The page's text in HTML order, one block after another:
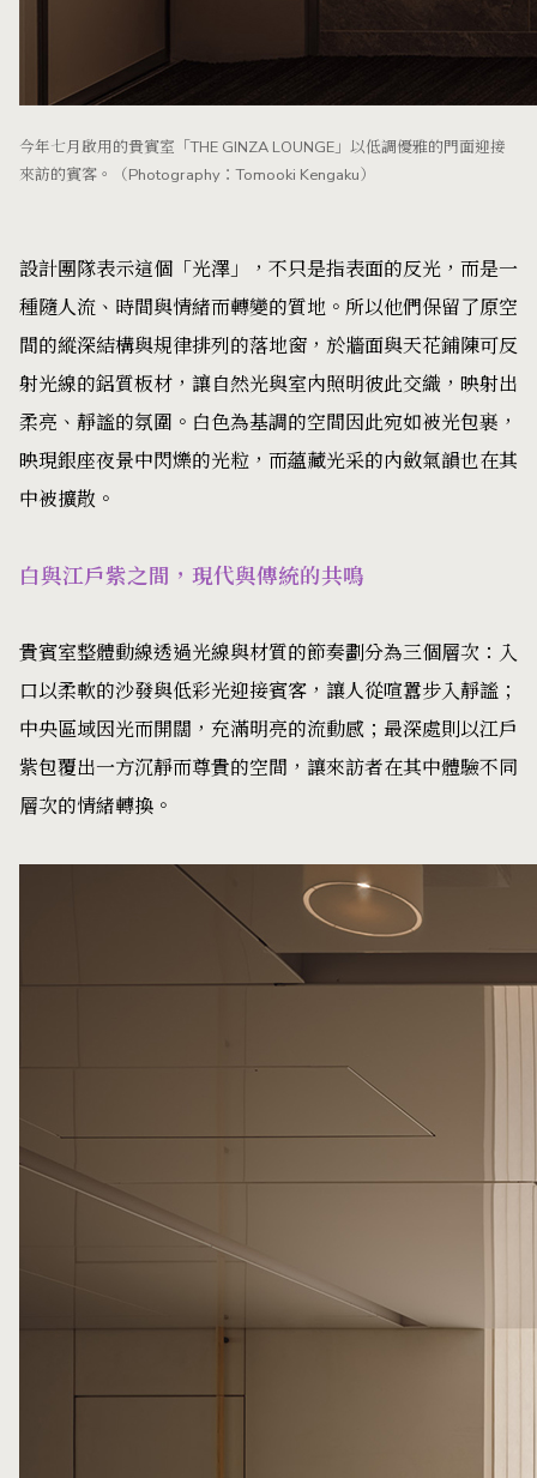
今年七月啟用的貴賓室「THE GINZA LOUNGE」以低調優雅的門面迎接
來訪的賓客。（Photography：Tomooki Kengaku）
設計團隊表示這個「光澤」，不只是指表面的反光，而是一
種隨人流、時間與情緒而轉變的質地。所以他們保留了原空
間的縱深結構與規律排列的落地窗，於牆面與天花鋪陳可反
射光線的鋁質板材，讓自然光與室內照明彼此交織，映射出
柔亮、靜謐的氛圍。白色為基調的空間因此宛如被光包裹，
映現銀座夜景中閃爍的光粒，而蘊藏光采的內斂氣韻也在其
中被擴散。
白與江戶紫之間，現代與傳統的共鳴
貴賓室整體動線透過光線與材質的節奏劃分為三個層次：入
口以柔軟的沙發與低彩光迎接賓客，讓人從喧囂步入靜謐；
中央區域因光而開闊，充滿明亮的流動感；最深處則以江戶
紫包覆出一方沉靜而尊貴的空間，讓來訪者在其中體驗不同
層次的情緒轉換。